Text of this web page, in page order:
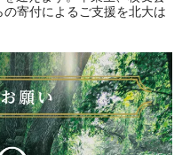
寄付によるご支援を北大は